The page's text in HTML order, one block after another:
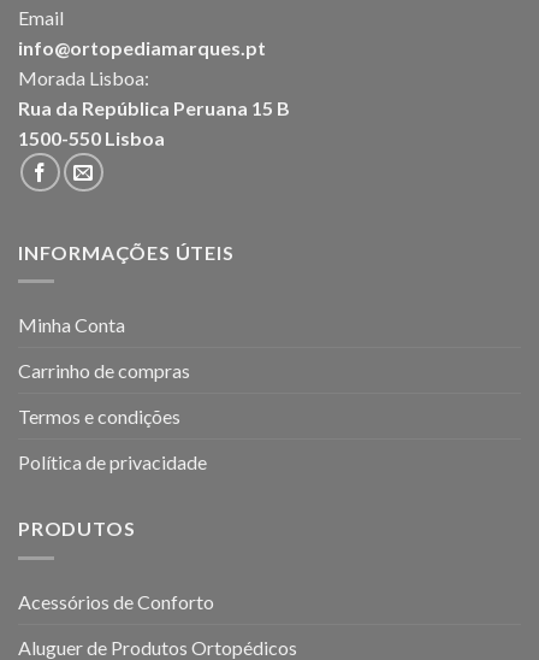
Email
info@ortopediamarques.pt
Morada Lisboa:
Rua da República Peruana 15 B
1500-550 Lisboa
INFORMAÇÕES ÚTEIS
Minha Conta
Carrinho de compras
Termos e condições
Política de privacidade
PRODUTOS
Acessórios de Conforto
Aluguer de Produtos Ortopédicos